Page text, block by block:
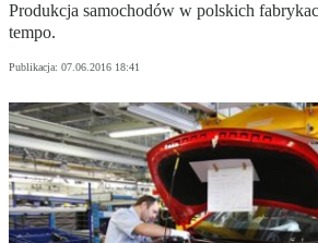
Produkcja samochodów w polskich
tempo.
Publikacja: 07.06.2016 18:41